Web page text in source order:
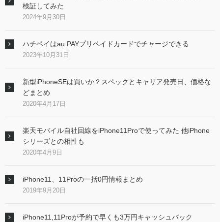
検証してみた
2024年9月30日
ハチペイはau PAYプリペイドカードでチャージできる
2023年10月31日
新型iPhoneSEは買いか？スペックとキャリア発売日、価格な
どまとめ
2020年4月17日
楽天モバイル自社回線をiPhone11Proで使ってみた 他iPhone
シリーズとの相性も
2020年4月9日
iPhone11、11Proの一括0円情報まとめ
2019年9月20日
iPhone11,11Proが予約で早くも3万円キャッシュバック